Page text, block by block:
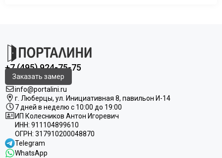
+7 (495) 924-75-75
Заказать замер
info@portalini.ru
г. Люберцы, ул. Инициативная 8, павильон И-14
7 дней в неделю с 10:00 до 19:00
ИП Колесников Антон Игоревич
ИНН: 911104899610
ОГРН: 317910200048870
Telegram
WhatsApp